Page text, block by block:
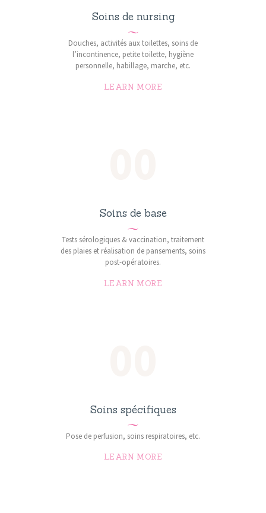
Soins de nursing
Douches, activités aux toilettes, soins de
l’incontinence, petite toilette, hygiène
personnelle, habillage, marche, etc.
LEARN MORE
Soins de base
Tests sérologiques & vaccination, traitement
des plaies et réalisation de pansements, soins
post-opératoires.
LEARN MORE
Soins spécifiques
Pose de perfusion, soins respiratoires, etc.
LEARN MORE